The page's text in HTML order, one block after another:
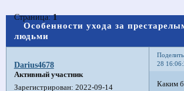
Особенности ухода за
людьми
Страница:1
28
Darius4678
Активный участник
Зарегистрирован: 2022-09-14
Каким